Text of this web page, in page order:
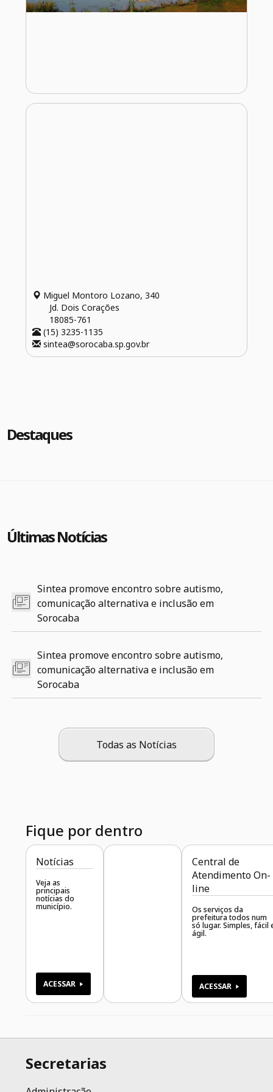
Miguel Montoro Lozano, 340
Jd. Dois Corações
18085-761
(15) 3235-1135
sintea@sorocaba.sp.gov.br
Destaques
Últimas Notícias
Sintea promove encontro sobre autismo,
comunicação alternativa e inclusão em
Sorocaba
Sintea promove encontro sobre autismo,
comunicação alternativa e inclusão em
Sorocaba
Todas as Notícias
Fique por dentro
Notícias
Veja as
principais
notícias do
município.
ACESSAR
Central de
Atendimento On-
line
Os serviços da
prefeitura todos num
só lugar. Simples, fácil
ágil.
ACESSAR
Secretarias